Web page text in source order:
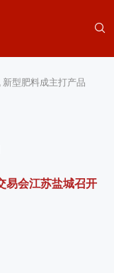
新型肥料成主打产品
易会江苏盐城召开